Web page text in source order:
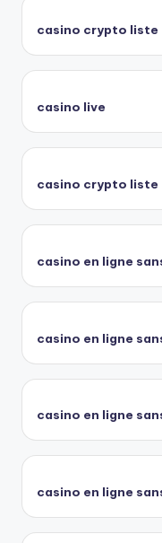
casino crypto liste
casino live
casino crypto liste
casino en ligne
casino en ligne
casino en ligne
casino en ligne